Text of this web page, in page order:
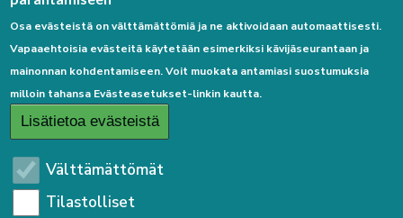
Linkkejä
Etusivulle
Kirjaudu sisään
Saavutettavuusseloste
Osa evästeistä on välttämättömiä ja ne aktivoidaan automaattisesti.
Vapaaehtoisia evästeitä käytetään esimerkiksi kävijäseurantaan ja
mainonnan kohdentamiseen. Voit muokata antamiasi suostumuksia
milloin tahansa Evästeasetukset-linkin kautta.
Lisätietoa evästeistä
Välttämättömät
Tilastolliset